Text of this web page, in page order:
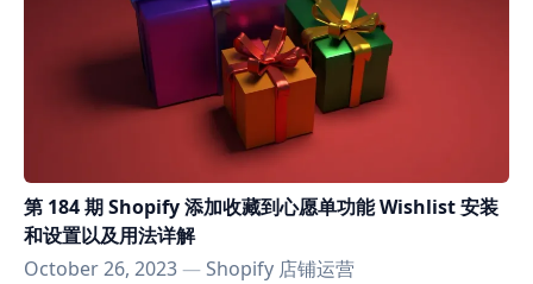
第 184 期 Shopify 添加收藏到心愿单功能 Wishlist 安装
和设置以及用法详解
October 26, 2023—Shopify 店铺运营